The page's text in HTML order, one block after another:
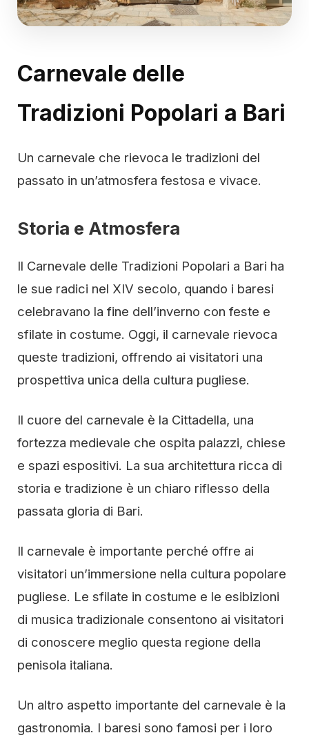
Carnevale delle
Tradizioni Popolari a Bari
Un carnevale che rievoca le tradizioni del
passato in un’atmosfera festosa e vivace.
Storia e Atmosfera
Il Carnevale delle Tradizioni Popolari a Bari ha
le sue radici nel XIV secolo, quando i baresi
celebravano la fine dell’inverno con feste e
sfilate in costume. Oggi, il carnevale rievoca
queste tradizioni, offrendo ai visitatori una
prospettiva unica della cultura pugliese.
Il cuore del carnevale è la Cittadella, una
fortezza medievale che ospita palazzi, chiese
e spazi espositivi. La sua architettura ricca di
storia e tradizione è un chiaro riflesso della
passata gloria di Bari.
Il carnevale è importante perché offre ai
visitatori un’immersione nella cultura popolare
pugliese. Le sfilate in costume e le esibizioni
di musica tradizionale consentono ai visitatori
di conoscere meglio questa regione della
penisola italiana.
Un altro aspetto importante del carnevale è la
gastronomia. I baresi sono famosi per i loro